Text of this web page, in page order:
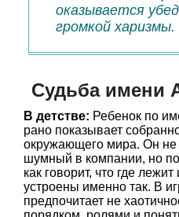
оказывается
громкой харизмы.
Судьба имени
В детстве: Ребенок по
рано показывает
окружающего мира. Он не
шумный в компании, но
как говорит, что где
устроены именно так. В
предпочитает не